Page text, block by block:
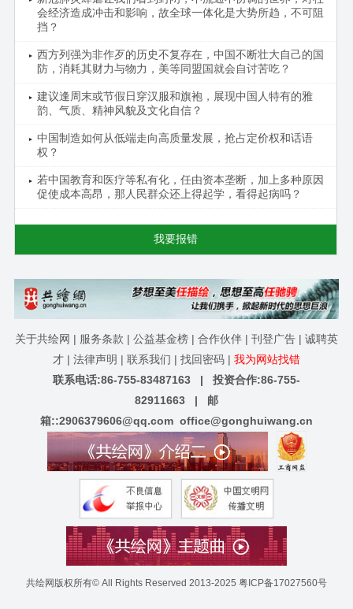
会经济造成冲击和影响，故全球一体化是大势所趋，不可阻
挡？
西方列强为非作歹的历史不复存在，中国不断壮大自己的国
防，消耗其财力与物力，美等同盟国就会自讨苦吃？
建议逢周末或节假日穿汉服和旗袍，展现中国人特有的雅
韵、气质、精神风貌及文化自信？
中国制造如何从低端走向高质量发展，抢占定价权和话语
权？
若中国教育和医疗等私有化，任由资本垄断，加上多种原因
促使成本高昂，那人民群众还上得起学，看得起病吗？
我要报错
关于共绘网 | 服务条款 | 公益基金榜 | 合作伙伴 | 刊登广告 | 诚聘英
才 | 法律声明 | 联系我们 | 找回密码 | 我为网站找错
联系电话:86-755-83487163 | 投资合作:86-755-
82911663 | 邮
箱::2906379606@qq.com office@gonghuiwang.cn
共绘网版权所有© All Rights Reserved 2013-2025 粤ICP备17027560号